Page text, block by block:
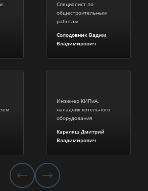
Специалист по
общестроительным
работам
Солодовник Вадим
Владимирович
Инженер КИПиА,
наладчик котельного
оборудования
Караляш Дмитрий
Владимирович